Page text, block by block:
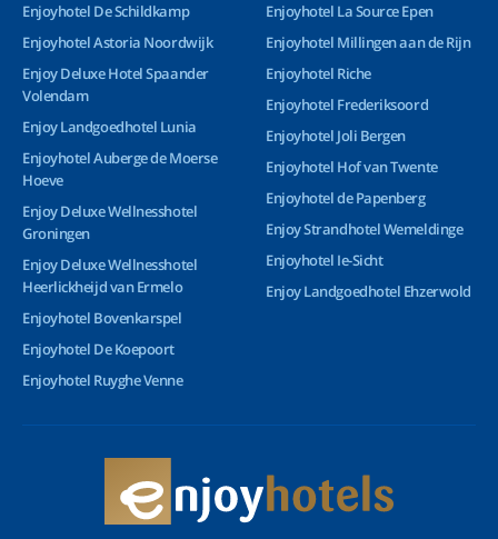
Enjoyhotel De Schildkamp
Enjoyhotel Astoria Noordwijk
Enjoy Deluxe Hotel Spaander
Volendam
Enjoy Landgoedhotel Lunia
Enjoyhotel Auberge de Moerse
Hoeve
Enjoy Deluxe Wellnesshotel
Groningen
Enjoy Deluxe Wellnesshotel
Heerlickheijd van Ermelo
Enjoyhotel Bovenkarspel
Enjoyhotel De Koepoort
Enjoyhotel Ruyghe Venne
Enjoyhotel La Source Epen
Enjoyhotel Millingen aan de Rijn
Enjoyhotel Riche
Enjoyhotel Frederiksoord
Enjoyhotel Joli Bergen
Enjoyhotel Hof van Twente
Enjoyhotel de Papenberg
Enjoy Strandhotel Wemeldinge
Enjoyhotel Ie-Sicht
Enjoy Landgoedhotel Ehzerwold